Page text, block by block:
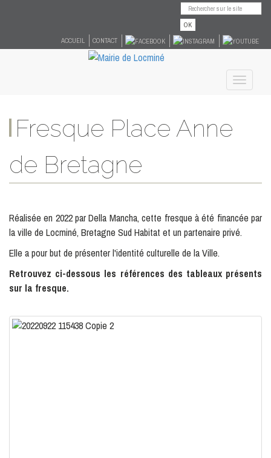
OK
ACCUEIL
CONTACT
Toggle
Fresque Place Anne
de Bretagne
Réalisée en 2022 par Della Mancha, cette fresque à été financée par
la ville de Locminé, Bretagne Sud Habitat et un partenaire privé.
Elle a pour but de présenter l'identité culturelle de la Ville.
Retrouvez ci-dessous les références des tableaux présents
sur la fresque.